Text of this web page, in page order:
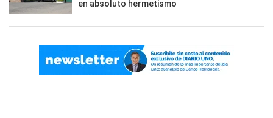
en absoluto hermetismo